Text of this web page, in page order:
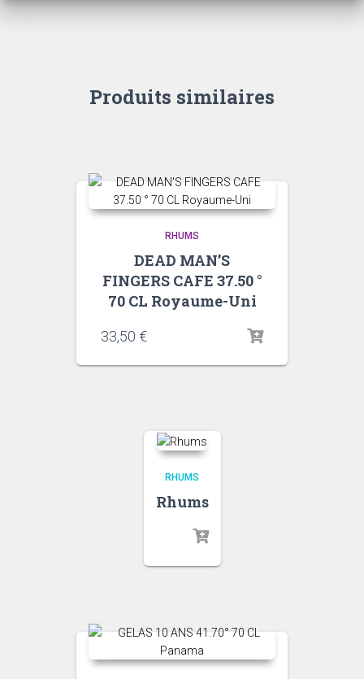
Produits similaires
RHUMS
DEAD MAN’S
FINGERS CAFE 37.50 °
70 CL Royaume-Uni
33,50 €
RHUMS
Rhums